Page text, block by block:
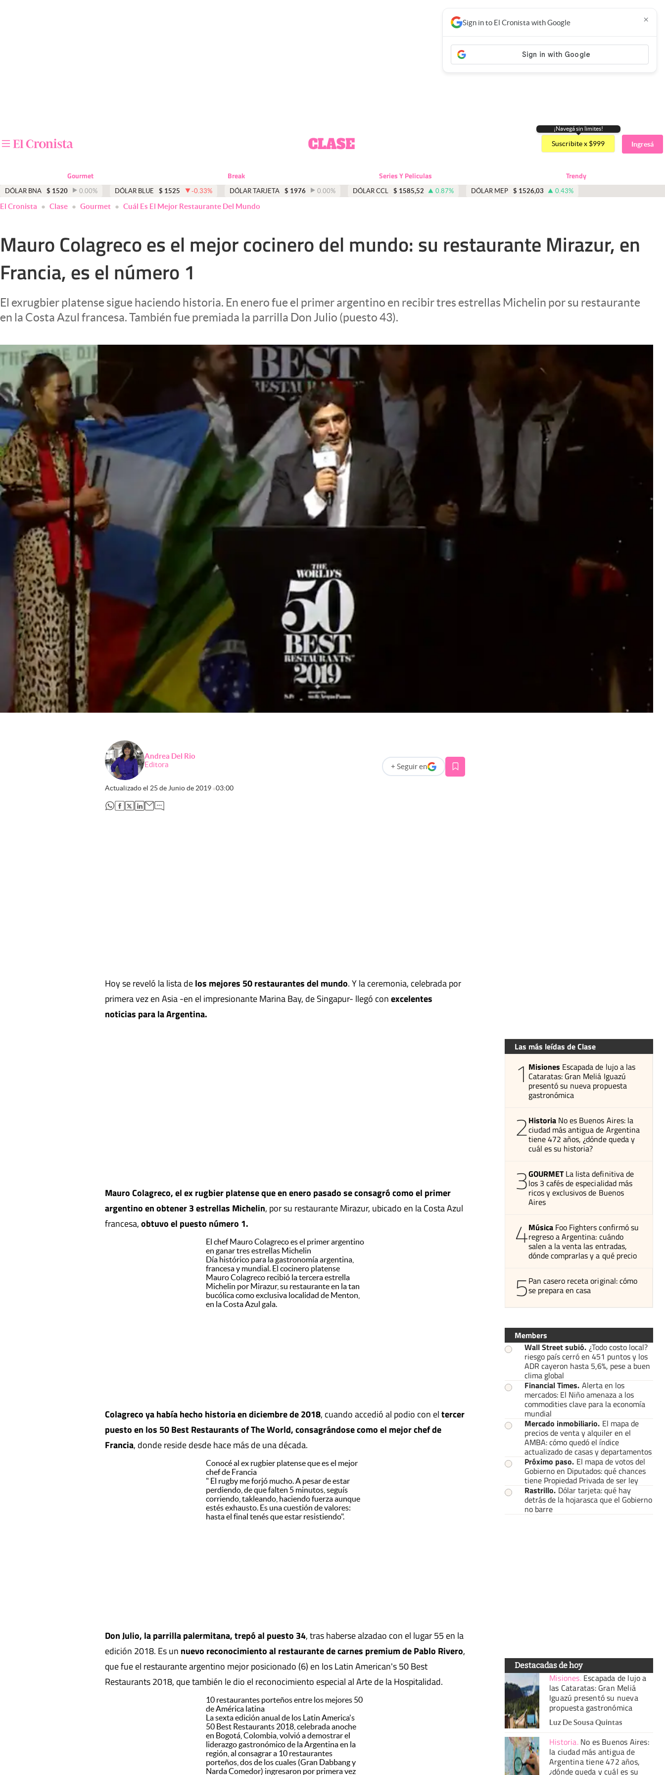
Otras secciones
Apertura
Clase
Clima
Eventos Corporativos
El Cronista Studio
abre en nueva pestaña
¡Navegá sin limites!
Suscribite x $999 Ingresá
Gourmet Break Series Y Peliculas Trendy
DÓLAR BNA $ 1520 0.00% DÓLAR BLUE $ 1525 -0.33% DÓLAR TARJETA $ 1976 0.00% DÓLAR CCL $ 1585,52 0.87% DÓLAR MEP $ 1526,03 0.43%
Sign in to El Cronista with Google ×
El Cronista Clase Gourmet Cuál Es El Mejor Restaurante Del Mundo
Mauro Colagreco es el mejor cocinero del mundo: su restaurante Mirazur, en
Francia, es el número 1
El exrugbier platense sigue haciendo historia. En enero fue el primer argentino en recibir tres estrellas Michelin por su restaurante
en la Costa Azul francesa. También fue premiada la parrilla Don Julio (puesto 43).
Andrea Del Rio
Editora
Actualizado el 25 de Junio de 2019 03:00
+ Seguir en
abre en nueva pestaña
abre en nueva pestaña
abre en nueva pestaña
abre en nueva pestaña
abre en nueva pestaña
Hoy se reveló la lista delos mejores 50 restaurantes del mundo. Y la ceremonia, celebrada por
primera vez en Asia -en el impresionante Marina Bay, de Singapur- llegó conexcelentes
noticias para la Argentina.
Mauro Colagreco, el ex rugbier platense que en enero pasado se consagró como el primer
argentino en obtener 3 estrellas Michelin, por su restaurante Mirazur, ubicado en la Costa Azul
francesa,obtuvo el puesto número 1.
El chef Mauro Colagreco es el primer argentino
en ganar tres estrellas Michelin
Día histórico para la gastronomía argentina,
francesa y mundial. El cocinero platense
Mauro Colagreco recibió la tercera estrella
Michelin por Mirazur, su restaurante en la tan
bucólica como exclusiva localidad de Menton,
en la Costa Azul gala.
Colagreco ya había hecho historia en diciembre de 2018, cuando accedió al podio con eltercer
puesto en los 50 Best Restaurants of The World, consagrándose como el mejor chef de
Francia, donde reside desde hace más de una década.
Conocé al ex rugbier platense que es el mejor
chef de Francia
" El rugby me forjó mucho. A pesar de estar
perdiendo, de que falten 5 minutos, seguís
corriendo, takleando, haciendo fuerza aunque
estés exhausto. Es una cuestión de valores:
hasta el final tenés que estar resistiendo".
Don Julio, la parrilla palermitana, trepó al puesto 34, tras haberse alzadao con el lugar 55 en la
edición 2018. Es un nuevo reconocimiento al restaurante de carnes premium de Pablo Rivero,
que fue el restaurante argentino mejor posicionado (6) en los Latin American's 50 Best
Restaurants 2018, que también le dio el reconocimiento especial al Arte de la Hospitalidad.
10 restaurantes porteños entre los mejores 50
de América latina
La sexta edición anual de los Latin America's
50 Best Restaurants 2018, celebrada anoche
en Bogotá, Colombia, volvió a demostrar el
liderazgo gastronómico de la Argentina en la
región, al consagrar a 10 restaurantes
porteños, dos de los cuales (Gran Dabbang y
Narda Comedor) ingresaron por primera vez
Las más leídas de Clase
1 Misiones Escapada de lujo a las
Cataratas: Gran Meliá Iguazú
presentó su nueva propuesta
gastronómica
2Historia No es Buenos Aires: la
ciudad más antigua de Argentina
tiene 472 años, ¿dónde queda y
cuál es su historia?
3GOURMET La lista definitiva de
los 3 cafés de especialidad más
ricos y exclusivos de Buenos
Aires
4Música Foo Fighters confirmó su
regreso a Argentina: cuándo
salen a la venta las entradas,
dónde comprarlas y a qué precio
5Pan casero receta original: cómo
se prepara en casa
Members
Wall Street subió. ¿Todo costo local?
riesgo país cerró en 451 puntos y los
ADR cayeron hasta 5,6%, pese a buen
clima global
Financial Times. Alerta en los
mercados: El Niño amenaza a los
commodities clave para la economía
mundial
Mercado inmobiliario. El mapa de
precios de venta y alquiler en el
AMBA: cómo quedó el índice
actualizado de casas y departamentos
Próximo paso. El mapa de votos del
Gobierno en Diputados: qué chances
tiene Propiedad Privada de ser ley
Rastrillo. Dólar tarjeta: qué hay
detrás de la hojarasca que el Gobierno
no barre
Destacadas de hoy
Misiones. Escapada de lujo a
las Cataratas: Gran Meliá
Iguazú presentó su nueva
propuesta gastronómica
Luz De Sousa Quintas
Historia. No es Buenos Aires:
la ciudad más antigua de
Argentina tiene 472 años,
¿dónde queda y cuál es su